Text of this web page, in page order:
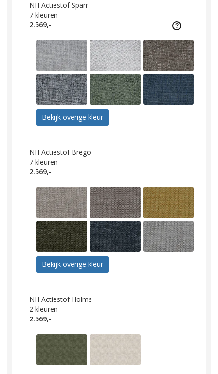
NH Actiestof Sparr
7 kleuren
2.569,-
Bekijk overige kleur
NH Actiestof Brego
7 kleuren
2.569,-
Bekijk overige kleur
NH Actiestof Holms
2 kleuren
2.569,-